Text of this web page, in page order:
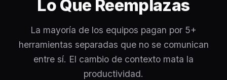
Lo Que Reemplazas
La mayoría de los equipos pagan por 5+
herramientas separadas que no se comunican
entre sí. El cambio de contexto mata la
productividad.